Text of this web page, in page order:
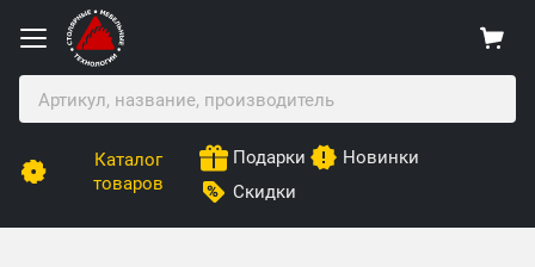
Каталог
товаров
Подарки
Новинки
Скидки